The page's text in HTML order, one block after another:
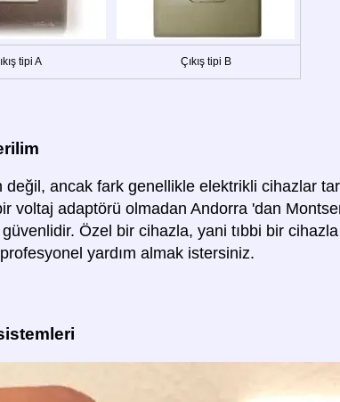
tipi A Çıkış tipi B
değil, ancak fark genellikle elektrikli cihazlar
voltaj adaptörü olmadan Andorra 'dan
Özel bir cihazla, yani tıbbi bir
yardım almak istersiniz.